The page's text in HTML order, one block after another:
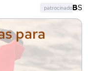
para
patrocinado